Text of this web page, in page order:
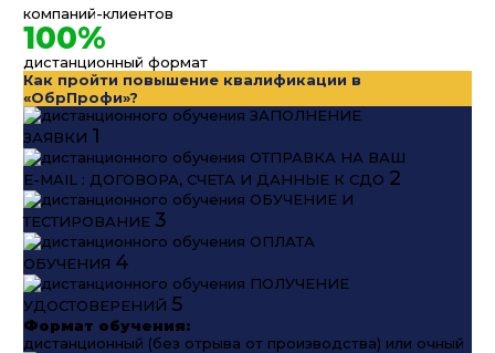
компаний-клиентов
100%
дистанционный формат
Как пройти повышение квалификации в
«ОбрПрофи»?
ЗАПОЛНЕНИЕ
ЗАЯВКИ 1
ОТПРАВКА НА ВАШ
E-MAIL : ДОГОВОРА, СЧЕТА И ДАННЫЕ К СДО 2
ОБУЧЕНИЕ И
ТЕСТИРОВАНИЕ 3
ОПЛАТА
ОБУЧЕНИЯ 4
ПОЛУЧЕНИЕ
УДОСТОВЕРЕНИЙ 5
Формат обучения:
дистанционный (без отрыва от производства) или очный